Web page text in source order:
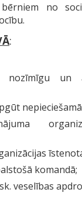
no
:
nozīmīgu
komandā;
veselības